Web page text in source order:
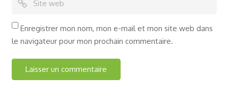
Enregistrer mon nom, mon e-mail et mon site web dans
le navigateur pour mon prochain commentaire.